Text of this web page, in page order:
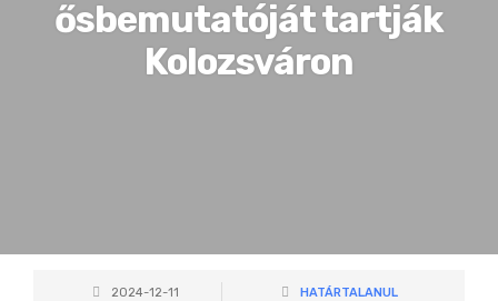
ősbemutatóját tartják
Kolozsváron
2024-12-11 HATÁRTALANUL